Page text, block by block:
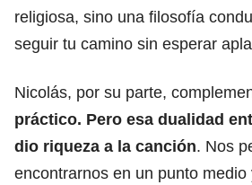
religiosa, sino una filosofía
seguir tu camino sin esperar
Nicolás, por su parte,
práctico. Pero esa dualidad
dio riqueza a la canción. Nos
encontrarnos en un punto medio